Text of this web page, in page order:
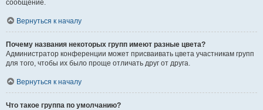
сообщение.
Вернуться к началу
Почему названия некоторых групп имеют разные цвета?
Администратор конференции может присваивать цвета участникам групп
для того, чтобы их было проще отличать друг от друга.
Вернуться к началу
Что такое группа по умолчанию?